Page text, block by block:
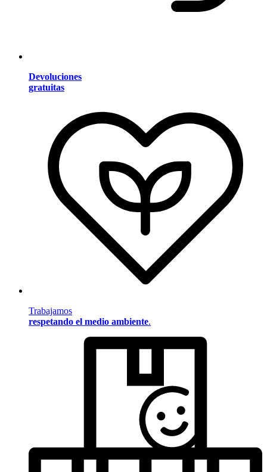
Devoluciones
gratuitas
Trabajamos
respetando el medio ambiente.